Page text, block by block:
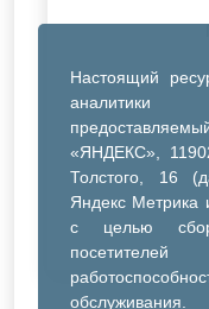
Настоящий
«ЯНДЕКС»,
Толстого, 16
Яндекс Метрика
с целью
обслуживания.